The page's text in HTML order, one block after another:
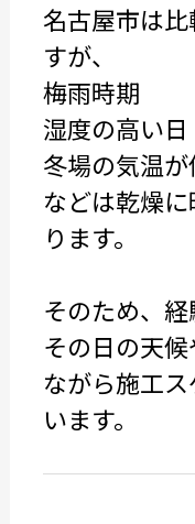
名古屋市は
すが、
梅雨時期
湿度の高い日
冬場の気温が
などは乾燥
ります。
そのため、経
その日の天
ながら施工
います。